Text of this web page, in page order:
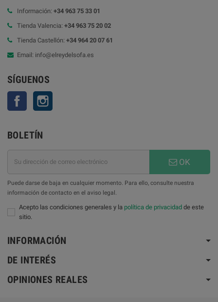
Información: +34 963 75 33 01
Tienda Valencia: +34 963 75 20 02
Tienda Castellón: +34 964 20 07 61
Email: info@elreydelsofa.es
SÍGUENOS
Facebook
BOLETÍN
OK
Puede darse de baja en cualquier momento. Para ello, consulte nuestra
información de contacto en el aviso legal.
Acepto las condiciones generales y la política de privacidad de este
sitio.
INFORMACIÓN
DE INTERÉS
OPINIONES REALES